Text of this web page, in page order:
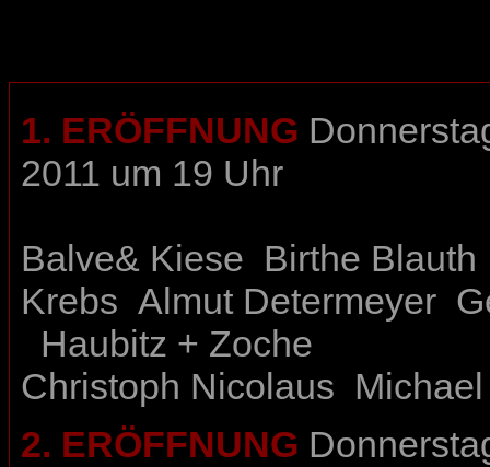
1. ERÖFFNUNG
2011 um 19 Uhr
Balve& Kiese Birthe Blauth
Krebs Almut Determeyer
Haubitz + Zoche
Christoph Nicolaus
2. ERÖFFNUNG